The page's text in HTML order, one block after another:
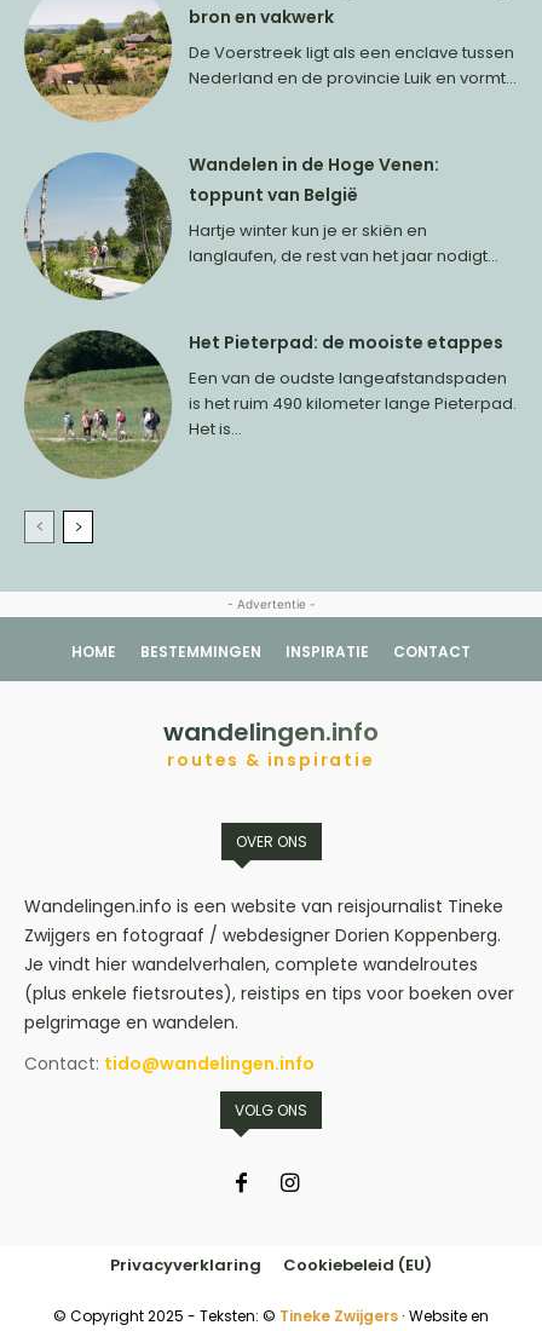
bron en vakwerk
De Voerstreek ligt als een enclave tussen
Nederland en de provincie Luik en vormt...
Wandelen in de Hoge Venen:
toppunt van België
Hartje winter kun je er skiën en
langlaufen, de rest van het jaar nodigt...
Het Pieterpad: de mooiste etappes
Een van de oudste langeafstandspaden
is het ruim 490 kilometer lange Pieterpad.
Het is...
- Advertentie -
HOME BESTEMMINGEN INSPIRATIE CONTACT
wandelingen.info
routes & inspiratie
OVER ONS
Wandelingen.info is een website van reisjournalist Tineke
Zwijgers en fotograaf / webdesigner Dorien Koppenberg.
Je vindt hier wandelverhalen, complete wandelroutes
(plus enkele fietsroutes), reistips en tips voor boeken over
pelgrimage en wandelen.
Contact: tido@wandelingen.info
VOLG ONS
Privacyverklaring Cookiebeleid (EU)
© Copyright 2025 - Teksten: © Tineke Zwijgers ∙ Website en